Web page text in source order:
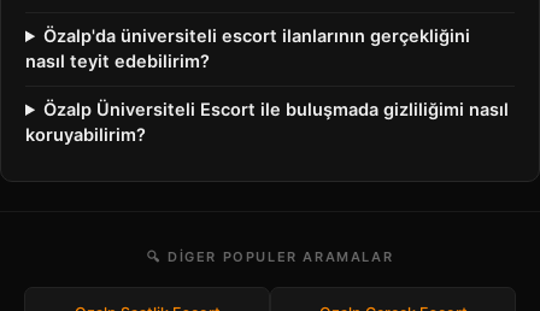
Özalp'da üniversiteli escort ilanlarının gerçekliğini
nasıl teyit edebilirim?
Özalp Üniversiteli Escort ile buluşmada gizliliğimi nasıl
koruyabilirim?
🔍 DIGER POPULER ARAMALAR